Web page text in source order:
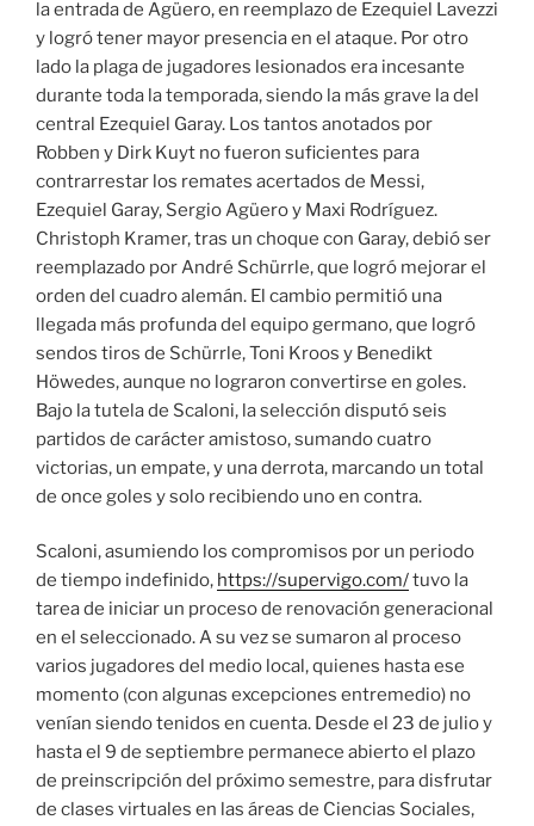
la entrada de Agüero, en reemplazo de Ezequiel Lavezzi
y logró tener mayor presencia en el ataque. Por otro
lado la plaga de jugadores lesionados era incesante
durante toda la temporada, siendo la más grave la del
central Ezequiel Garay. Los tantos anotados por
Robben y Dirk Kuyt no fueron suficientes para
contrarrestar los remates acertados de Messi,
Ezequiel Garay, Sergio Agüero y Maxi Rodríguez.
Christoph Kramer, tras un choque con Garay, debió ser
reemplazado por André Schürrle, que logró mejorar el
orden del cuadro alemán. El cambio permitió una
llegada más profunda del equipo germano, que logró
sendos tiros de Schürrle, Toni Kroos y Benedikt
Höwedes, aunque no lograron convertirse en goles.
Bajo la tutela de Scaloni, la selección disputó seis
partidos de carácter amistoso, sumando cuatro
victorias, un empate, y una derrota, marcando un total
de once goles y solo recibiendo uno en contra.
Scaloni, asumiendo los compromisos por un periodo
de tiempo indefinido, https://supervigo.com/tuvo la
tarea de iniciar un proceso de renovación generacional
en el seleccionado. A su vez se sumaron al proceso
varios jugadores del medio local, quienes hasta ese
momento (con algunas excepciones entremedio) no
venían siendo tenidos en cuenta. Desde el 23 de julio y
hasta el 9 de septiembre permanece abierto el plazo
de preinscripción del próximo semestre, para disfrutar
de clases virtuales en las áreas de Ciencias Sociales,